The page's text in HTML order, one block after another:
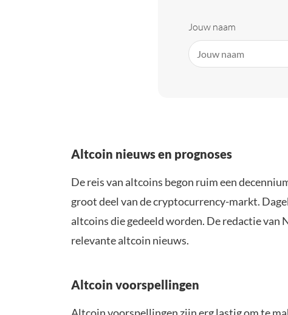
Jouw naam
Altcoin nieuws en prognoses
De reis van altcoins begon ruim een
groot deel van de cryptocurrency-markt.
altcoins die gedeeld worden. De redactie van
relevante altcoin nieuws.
Altcoin voorspellingen